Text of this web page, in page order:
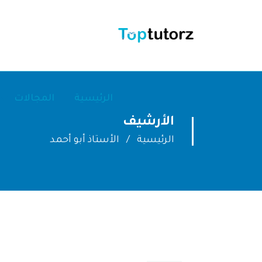
الرئيسية المجالات
الأرشيف
الرئيسية الأستاذ أبو أحمد